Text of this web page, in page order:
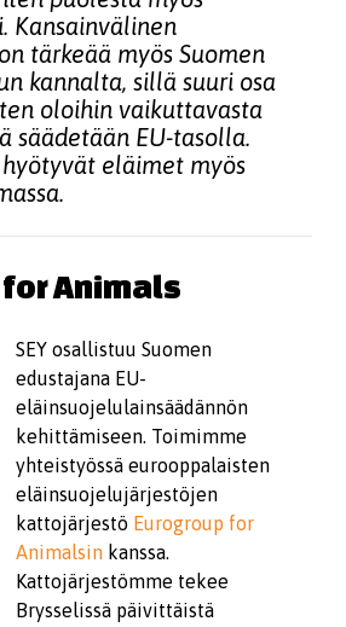
Kansainvälinen
tärkeää myös Suomen
kannalta, sillä suuri osa
oloihin vaikuttavasta
säädetään EU-tasolla.
eläimet myös
Animals
SEY osallistuu Suomen
edustajana EU-
eläinsuojelulainsäädännön
kehittämiseen. Toimimme
yhteistyössä eurooppalaisten
eläinsuojelujärjestöjen
kattojärjestö Eurogroup for
Animalsinkanssa.
Kattojärjestömme tekee
Brysselissä päivittäistä